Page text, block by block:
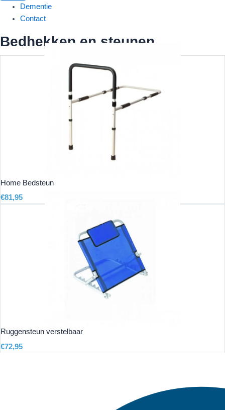
Dementie
Contact
Bedhekken en steunen
Home Bedsteun
€81,95
Ruggensteun verstelbaar
€72,95